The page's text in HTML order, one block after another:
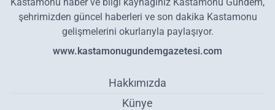
şehrimizden güncel haberleri ve son dakika Kastamonu
gelişmelerini okurlarıyla paylaşıyor.
www.kastamonugundemgazetesi.com
Hakkımızda
Künye